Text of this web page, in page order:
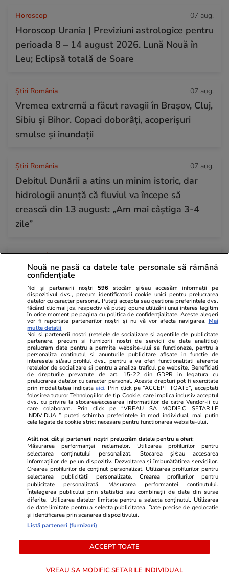
Horoscop 07 aug.
Horoscop Urania | Previziuni astrologice pentru
perioada 8 – 14 august 2026. Lună Nouă în
Leu; Eclipsă totală de Soare
Știri România 07 aug.
Vremea extremă a făcut ravagii în Brașov, Cluj,
Sibiu și Bihor. Copaci doborâți, acoperișuri
smulse și inundații
Știri România 07 aug.
Debitul Dunării a atins un minim istoric, dar
hidrologii anunță că fluviul va începe să
crească din 13 august: „Am mai câștiga 3-4
zile”
Știri România 07 aug.
Noi reguli la graniță pentru români. ANAF și
Autoritatea Vamală vor să impună o limită de
40 de pachete de țigări la fiecare 40 de zile
Vacanțe și Cultură 07 aug.
O companie aeriană din Spania
lansează un zbor special pentru
cei care vor să vadă eclipsa solară
din cer
Lifestyle
Un șofer de
muncă în
scurți: „E
Nouă ne pasă ca datele tale personale să rămână
confidențiale
Noi și partenerii noștri 596 stocăm și/sau accesăm informații pe
dispozitivul dvs., precum identificatorii cookie unici pentru prelucrarea
datelor cu caracter personal. Puteți accepta sau gestiona preferințele dvs.
făcând clic mai jos, respectiv vă puteți opune utilizării unui interes legitim
în orice moment pe pagina cu politica de confidențialitate. Aceste alegeri
vor fi raportate partenerilor noștri și nu vă vor afecta navigarea. Mai
multe detalii
Noi si partenerii nostri (retelele de socializare si agentiile de publicitate
partenere, precum si furnizorii nostri de servicii de date analitice)
prelucram date pentru a permite website-ului sa functioneze, pentru a
personaliza continutul si anunturile publicitare afisate in functie de
interesele si/sau profilul dvs., pentru a va oferi functionalitati aferente
retelelor de socializare si pentru a analiza traficul pe website. Beneficiati
de drepturile prevazute de art. 15-22 din GDPR in legatura cu
prelucrarea datelor cu caracter personal. Aceste drepturi pot fi exercitate
prin modalitatea indicataaici. Prin click pe “ACCEPT TOATE”, acceptati
folosirea tuturor Tehnologiilor de tip Cookie, care implica inclusiv acceptul
dvs. cu privire la stocarea/accesarea informatiilor de catre Vendor-ii cu
care colaboram. Prin click pe “VREAU SA MODIFIC SETARILE
INDIVIDUAL” puteti schimba preferintele in mod individual, mai putin
cele legate de cookie strict necesare pentru functionarea website-ului.
Atât noi, cât și partenerii noștri prelucrăm datele pentru a oferi:
Măsurarea performanței reclamelor. Utilizarea profilurilor pentru
selectarea conținutului personalizat. Stocarea și/sau accesarea
informațiilor de pe un dispozitiv. Dezvoltarea și îmbunătățirea serviciilor.
Crearea profilurilor de conținut personalizat. Utilizarea profilurilor pentru
selectarea publicității personalizate. Crearea profilurilor pentru
publicitate personalizată. Măsurarea performanței conținutului.
Înțelegerea publicului prin statistici sau combinații de date din surse
diferite. Utilizarea datelor limitate pentru a selecta conținutul. Utilizarea
de date limitate pentru a selecta publicitatea. Date precise de geolocație
și identificarea prin scanarea dispozitivului.
Listă parteneri (furnizori)
ACCEPT TOATE
VREAU SA MODIFIC SETARILE INDIVIDUAL